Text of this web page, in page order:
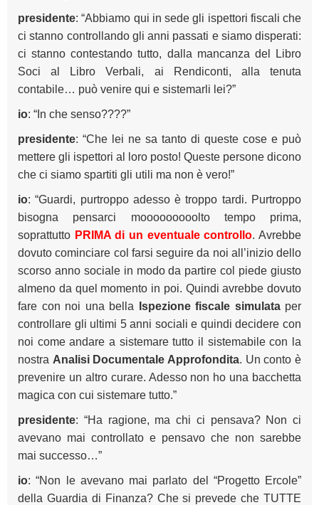
presidente: “Abbiamo qui in sede gli ispettori fiscali che
ci stanno controllando gli anni passati e siamo disperati:
ci stanno contestando tutto, dalla mancanza del Libro
Soci al Libro Verbali, ai Rendiconti, alla tenuta
contabile… può venire qui e sistemarli lei?”
io: “In che senso????”
presidente: “Che lei ne sa tanto di queste cose e può
mettere gli ispettori al loro posto! Queste persone dicono
che ci siamo spartiti gli utili ma non è vero!”
io: “Guardi, purtroppo adesso è troppo tardi. Purtroppo
bisogna pensarci mooooooooolto tempo prima,
soprattutto PRIMA di un eventuale controllo. Avrebbe
dovuto cominciare col farsi seguire da noi all’inizio dello
scorso anno sociale in modo da partire col piede giusto
almeno da quel momento in poi. Quindi avrebbe dovuto
fare con noi una bella
Ispezione fiscale simulataper
controllare gli ultimi 5 anni sociali e quindi decidere con
noi come andare a sistemare tutto il sistemabile con la
nostra Analisi Documentale Approfondita. Un conto è
prevenire un altro curare. Adesso non ho una bacchetta
magica con cui sistemare tutto.”
presidente: “Ha ragione, ma chi ci pensava? Non ci
avevano mai controllato e pensavo che non sarebbe
mai successo…”
io: “Non le avevano mai parlato del “Progetto Ercole”
della Guardia di Finanza? Che si prevede che TUTTE